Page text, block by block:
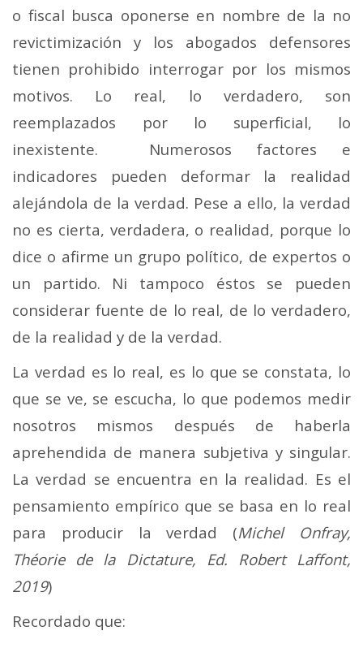
o fiscal busca oponerse en nombre de la no
revictimización y los abogados defensores
tienen prohibido interrogar por los mismos
motivos. Lo real, lo verdadero, son
reemplazados por lo superficial, lo
inexistente. Numerosos factores e
indicadores pueden deformar la realidad
alejándola de la verdad. Pese a ello, la verdad
no es cierta, verdadera, o realidad, porque lo
dice o afirme un grupo político, de expertos o
un partido. Ni tampoco éstos se pueden
considerar fuente de lo real, de lo verdadero,
de la realidad y de la verdad.
La verdad es lo real, es lo que se constata, lo
que se ve, se escucha, lo que podemos medir
nosotros mismos después de haberla
aprehendida de manera subjetiva y singular.
La verdad se encuentra en la realidad. Es el
pensamiento empírico que se basa en lo real
para producir la verdad (Michel Onfray,
Théorie de la Dictature, Ed. Robert Laffont,
2019)
Recordado que: